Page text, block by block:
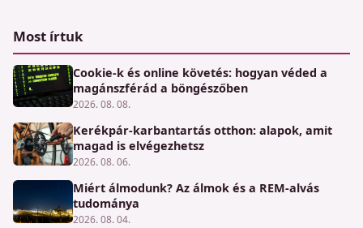
Most írtuk
Cookie-k és online követés: hogyan véded a
magánszférád a böngészőben
2026. 08. 08.
Kerékpár-karbantartás otthon: alapok, amit
magad is elvégezhetsz
2026. 08. 06.
Miért álmodunk? Az álmok és a REM-alvás
tudománya
2026. 08. 04.